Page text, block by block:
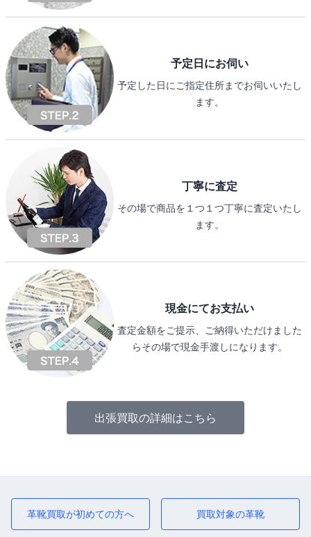
予定日にお伺い
予定した日にご指定住所までお伺いいたし
ます。
丁寧に査定
その場で商品を１つ１つ丁寧に査定いたし
ます。
現金にてお支払い
査定金額をご提示、ご納得いただけました
らその場で現金手渡しになります。
出張買取の詳細はこちら
革靴買取が初めての方へ 買取対象の革靴